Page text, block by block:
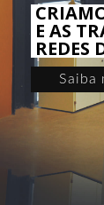
E AS
REDES
Saiba